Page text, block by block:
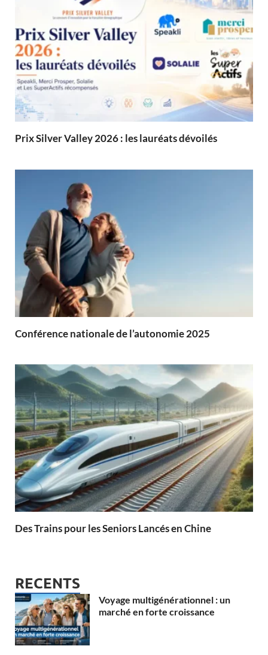
Prix Silver Valley 2026 : les lauréats dévoilés
Conférence nationale de l’autonomie 2025
Des Trains pour les Seniors Lancés en Chine
RECENTS
Voyage multigénérationnel : un
marché en forte croissance